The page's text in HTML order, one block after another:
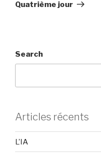
Quatrième jour
Search
Articles récents
L’IA